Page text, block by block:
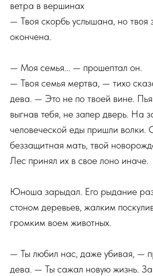
ветра в вершинах
— Твоя скорбь услышана, но твоя
окончена.
— Моя семья... — прошептал он.
— Твоя семья мертва, — тихо
дева. — Это не по твоей вине.
выгнав тебя, не запер дверь. На
человеческой еды пришли волки.
беззащитная мать, твой
Лес принял их в свое лоно иначе.
Юноша зарыдал. Его рыдание
стоном деревьев, жалким
громким воем животных.
— Ты любил нас, даже убивая, —
дева. — Ты сажал новую жизнь.